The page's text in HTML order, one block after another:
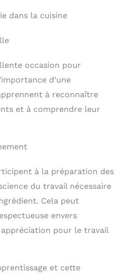
dans la cuisine
occasion pour
d’une
à reconnaître
et à comprendre leur
à la préparation des
du travail nécessaire
Cela peut
envers
pour le travail
et cette